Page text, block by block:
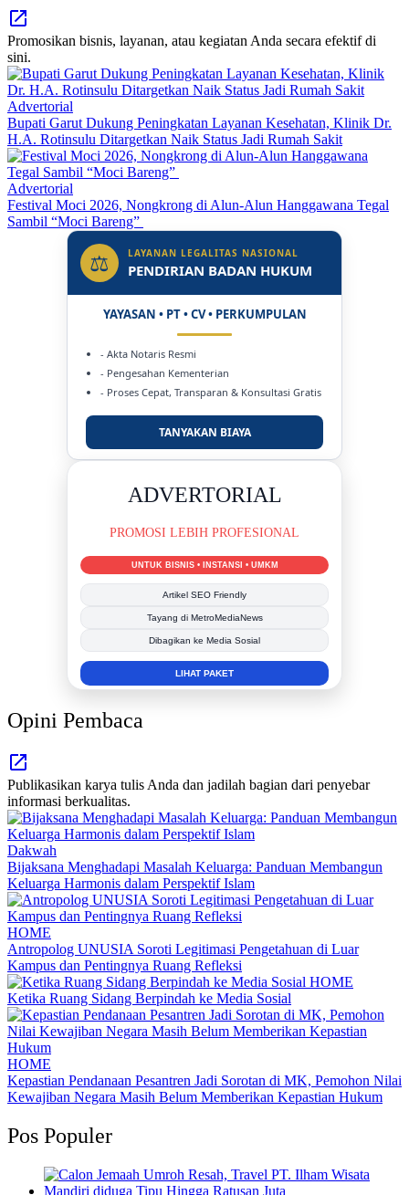
Promosikan bisnis, layanan, atau kegiatan Anda secara efektif di
sini.
Advertorial
Bupati Garut Dukung Peningkatan Layanan Kesehatan, Klinik Dr.
H.A. Rotinsulu Ditargetkan Naik Status Jadi Rumah Sakit
Advertorial
Festival Moci 2026, Nongkrong di Alun-Alun Hanggawana Tegal
Sambil “Moci Bareng”
⚖ LAYANAN LEGALITAS NASIONAL
PENDIRIAN BADAN HUKUM
YAYASAN • PT • CV • PERKUMPULAN
- Akta Notaris Resmi
- Pengesahan Kementerian
- Proses Cepat, Transparan & Konsultasi Gratis
TANYAKAN BIAYA
DUKUNG KAMI
BERSAMA METROMEDIANEWS.CO
MEDIA INFORMASI TERPERCAYA
Publikasi Kegiatan
Berita Promosi
Tingkatkan Branding Anda
INFO SELENGKAPNYA
Opini Pembaca
Publikasikan karya tulis Anda dan jadilah bagian dari penyebar
informasi berkualitas.
Dakwah
Bijaksana Menghadapi Masalah Keluarga: Panduan Membangun
Keluarga Harmonis dalam Perspektif Islam
HOME
Antropolog UNUSIA Soroti Legitimasi Pengetahuan di Luar
Kampus dan Pentingnya Ruang Refleksi
HOME
Ketika Ruang Sidang Berpindah ke Media Sosial
HOME
Kepastian Pendanaan Pesantren Jadi Sorotan di MK, Pemohon Nilai
Kewajiban Negara Masih Belum Memberikan Kepastian Hukum
Pos Populer